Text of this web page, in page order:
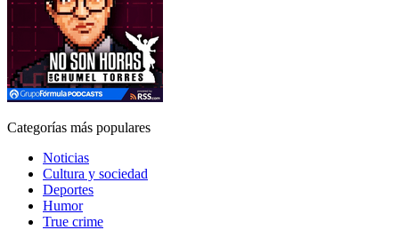
Categorías más populares
Noticias
Cultura y sociedad
Deportes
Humor
True crime